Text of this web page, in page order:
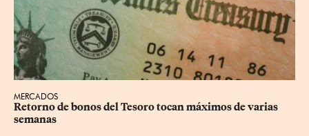
MERCADOS
Retorno de bonos del Tesoro tocan máximos de varias
semanas